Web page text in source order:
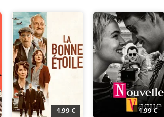
4.99 € 4.99€